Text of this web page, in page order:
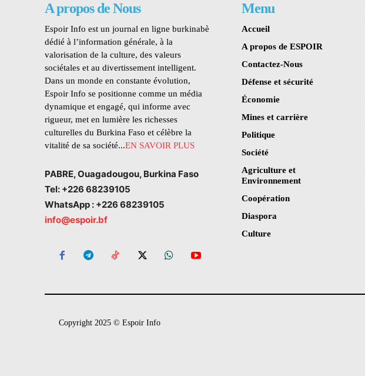
A propos de Nous
Espoir Info est un journal en ligne burkinabè
dédié à l’information générale, à la
valorisation de la culture, des valeurs
sociétales et au divertissement intelligent.
Dans un monde en constante évolution,
Espoir Info se positionne comme un média
dynamique et engagé, qui informe avec
rigueur, met en lumière les richesses
culturelles du Burkina Faso et célèbre la
vitalité de sa société...EN SAVOIR PLUS
PABRE, Ouagadougou, Burkina Faso
Tel: +226 68239105
WhatsApp : +226 68239105
info@espoir.bf
Menu
Accueil
A propos de ESPOIR
Contactez-Nous
Défense et sécurité
Économie
Mines et carrière
Politique
Société
Agriculture et
Environnement
Coopération
Diaspora
Culture
Copyright 2025 © Espoir Info